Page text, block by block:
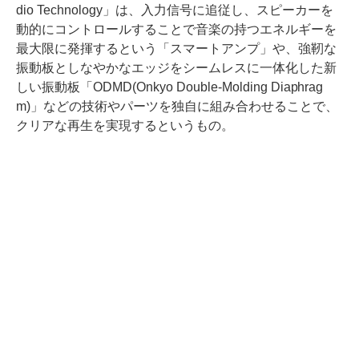
dio Technology」は、入力信号に追従し、スピーカーを
動的にコントロールすることで音楽の持つエネルギーを
最大限に発揮するという「スマートアンプ」や、強靭な
振動板としなやかなエッジをシームレスに一体化した新
しい振動板「ODMD(Onkyo Double-Molding Diaphrag
m)」などの技術やパーツを独自に組み合わせることで、
クリアな再生を実現するというもの。